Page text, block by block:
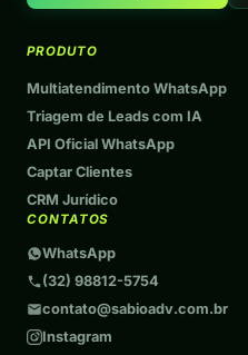
PRODUTO
Multiatendimento WhatsApp
Triagem de Leads com IA
API Oficial WhatsApp
Captar Clientes
CRM Jurídico
CONTATOS
WhatsApp
(32) 98812-5754
contato@sabioadv.com.br
Instagram